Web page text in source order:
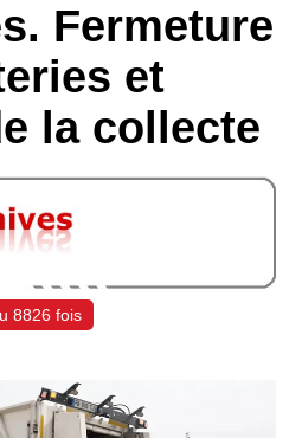
Fermeture
et
la collecte
8826 fois